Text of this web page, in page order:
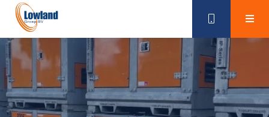
Skip
content